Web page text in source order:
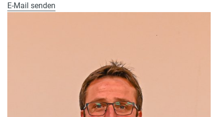
E-Mail senden